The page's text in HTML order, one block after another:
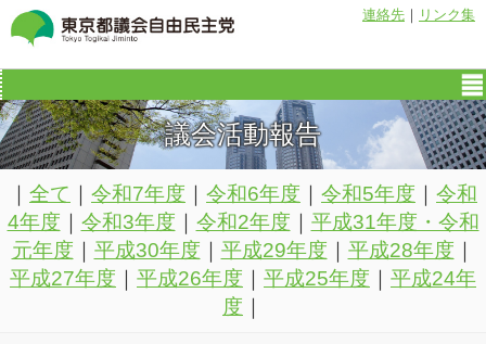
連絡先 ｜ リンク集
議会活動報告
全て 令和7年度 令和6年度 令和5年度
令和
4年度
令和3年度 令和2年度
平成31年度・令和
元年度
平成30年度 平成29年度 平成28年度
平成27年度
平成26年度 平成25年度
平成24年
度